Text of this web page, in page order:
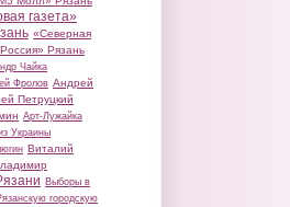
газета»
«Северная
Рязань
Чайка
Фролов Андрей
Петруцкий
Арт-Лужайка
Украины
Виталий
Выборы в
городскую